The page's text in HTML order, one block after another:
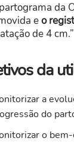
da
eo
de 4 cm.”
da
a
do
o